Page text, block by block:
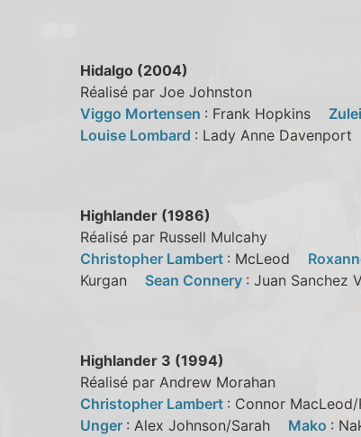
Hidalgo (2004)
Réalisé par Joe Johnston
Viggo Mortensen : Frank Hopkins
Louise Lombard : Lady Anne Davenport
Highlander (1986)
Réalisé par Russell Mulcahy
Christopher Lambert : McLeod
Kurgan Sean Connery : Juan Sanchez
Highlander 3 (1994)
Réalisé par Andrew Morahan
Christopher Lambert : Connor
Unger : Alex Johnson/Sarah Mako :